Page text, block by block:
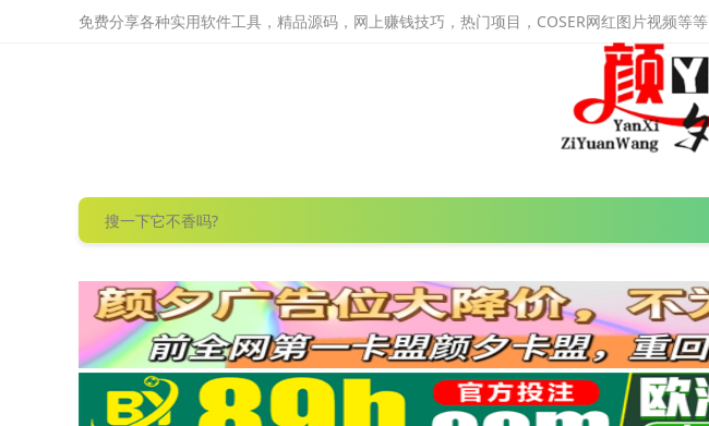
免费分享各种实用软件工具，精品源码，网上赚钱技巧，热门项目，COSER网红图片视频等等